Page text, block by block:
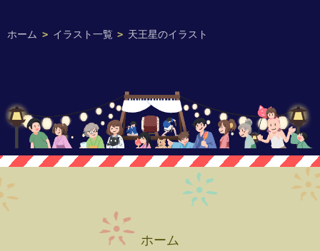
ホーム > イラスト一覧 > 天王星のイラスト
ホーム